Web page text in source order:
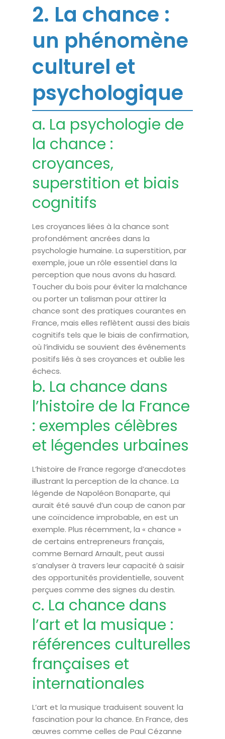
2. La chance :
un phénomène
culturel et
psychologique
a. La psychologie de
la chance :
croyances,
superstition et biais
cognitifs
Les croyances liées à la chance sont
profondément ancrées dans la
psychologie humaine. La superstition, par
exemple, joue un rôle essentiel dans la
perception que nous avons du hasard.
Toucher du bois pour éviter la malchance
ou porter un talisman pour attirer la
chance sont des pratiques courantes en
France, mais elles reflètent aussi des biais
cognitifs tels que le biais de confirmation,
où l’individu se souvient des événements
positifs liés à ses croyances et oublie les
échecs.
b. La chance dans
l’histoire de la France
: exemples célèbres
et légendes urbaines
L’histoire de France regorge d’anecdotes
illustrant la perception de la chance. La
légende de Napoléon Bonaparte, qui
aurait été sauvé d’un coup de canon par
une coïncidence improbable, en est un
exemple. Plus récemment, la « chance »
de certains entrepreneurs français,
comme Bernard Arnault, peut aussi
s’analyser à travers leur capacité à saisir
des opportunités providentielle, souvent
perçues comme des signes du destin.
c. La chance dans
l’art et la musique :
références culturelles
françaises et
internationales
L’art et la musique traduisent souvent la
fascination pour la chance. En France, des
œuvres comme celles de Paul Cézanne